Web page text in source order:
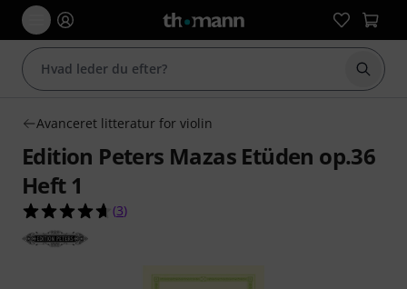
Start
Avanceret litteratur for violin
Edition Peters Mazas Etüden op.36
Heft 1
4.7 ud af 5 stjerner fra 3 kundebedømmelser
(3)